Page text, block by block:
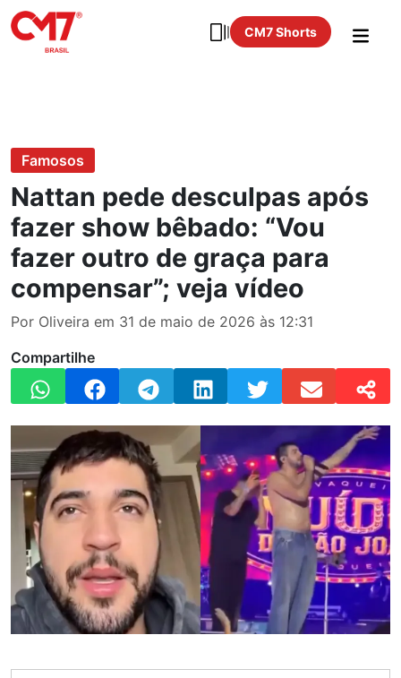
CM7 Shorts
Famosos
Nattan pede desculpas após
fazer show bêbado: “Vou
fazer outro de graça para
compensar”; veja vídeo
Por Oliveira em 31 de maio de 2026 às 12:31
Compartilhe